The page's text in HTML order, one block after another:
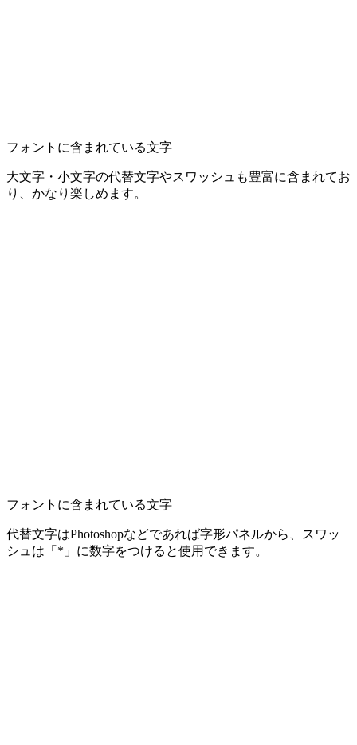
フォントに含まれている文字
大文字・小文字の代替文字やスワッシュも豊富に含まれてお
り、かなり楽しめます。
フォントに含まれている文字
代替文字はPhotoshopなどであれば字形パネルから、スワッ
シュは「*」に数字をつけると使用できます。